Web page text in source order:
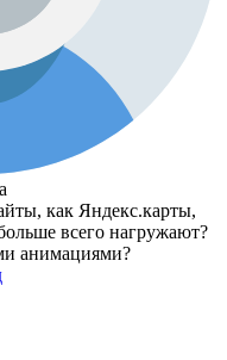
как Яндекс.карты,
всего нагружают?
анимациями?